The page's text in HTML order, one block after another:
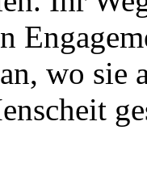
wo sie